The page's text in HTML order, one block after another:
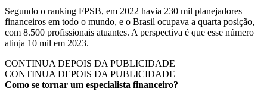
Segundo o ranking FPSB, em 2022 havia 230 mil planejadores
financeiros em todo o mundo, e o Brasil ocupava a quarta posição,
com 8.500 profissionais atuantes. A perspectiva é que esse número
atinja 10 mil em 2023.
CONTINUA DEPOIS DA PUBLICIDADE
CONTINUA DEPOIS DA PUBLICIDADE
Como se tornar um especialista financeiro?